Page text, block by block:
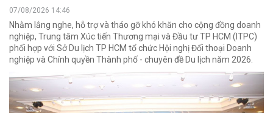
07/08/2026 14:46
Nhằm lắng nghe, hỗ trợ và tháo gỡ khó khăn cho cộng đồng doanh
nghiệp, Trung tâm Xúc tiến Thương mại và Đầu tư TP HCM (ITPC)
phối hợp với Sở Du lịch TP HCM tổ chức Hội nghị Đối thoại Doanh
nghiệp và Chính quyền Thành phố - chuyên đề Du lịch năm 2026.